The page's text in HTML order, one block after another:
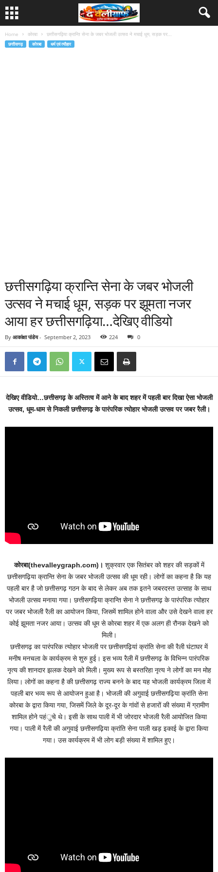
Home कोरबा छत्तीसगढ़िया क्रान्ति सेना के जबर भोजली उत्सव ने मचाई धूम, सड़क पर...
छत्तीसगढ़ कोरबा धर्म एवं त्यौहार
छत्तीसगढ़िया क्रान्ति सेना के जबर भोजली
उत्सव ने मचाई धूम, सड़क पर झूमता नजर
आया हर छत्तीसगढ़िया…देखिए वीडियो
By आकांक्षा पांडेय- September 2, 2023 224 0
देखिए वीडियो…छत्तीसगढ़ के अस्तित्व में आने के बाद शहर में पहली बार दिखा ऐसा भोजली
उत्सव, धूम-धाम से निकली छत्तीसगढ़ के पारंपरिक त्योहार भोजली उत्सव पर जबर रैली।
कोरबा(thevalleygraph.com)। शुक्रवार एक सितंबर को शहर की सड़कों में
छत्तीसगढ़िया क्रान्ति सेना के जबर भोजली उत्सव की धूम रही। लोगों का कहना है कि यह
पहली बार है जो छत्तीसगढ़ गठन के बाद से लेकर अब तक इतने जबरदस्त उत्साह के साथ
भोजली उत्सव मनाया गया। छत्तीसगढ़िया क्रान्ति सेना ने छत्तीसगढ़ के पारंपरिक त्योहार
पर जबर भोजली रैली का आयोजन किया, जिसमें शामिल होने वाला और उसे देखने वाला हर
कोई झूमता नजर आया। उत्सव की धूम से कोरबा शहर में एक अलग ही रौनक देखने को
मिली।
छत्तीसगढ़ का पारंपरिक त्योहार भोजली पर छत्तीसगढ़ियां क्रांति सेना की रैली घंटाघर में
मनीष मनचला के कार्यक्रम से शुरु हुई। इस भव्य रैली में छत्तीसगढ़ के विभिन्न पारंपरिक
नृत्य की शानदार झलक देखने को मिली। मुख्य रूप से बस्तरिहा नृत्य ने लोगों का मन मोह
लिया। लोगों का कहना है की छत्तीसगढ़ राज्य बनने के बाद यह भोजली कार्यक्रम जिला में
पहली बार भव्य रूप से आयोजन हुआ है। भोजली की अगुवाई छत्तीसगढ़िया क्रांति सेना
कोरबा के द्वारा किया गया, जिसमें जिले के दूर-दूर के गांवों से हजारों की संख्या में ग्रामीण
शामिल होने पहंुचे थे। इसी के साथ पाली में भी जोरदार भोजली रैली आयोजित किया
गया। पाली में रैली की अगुवाई छत्तीसगढ़िया क्रांति सेना पाली खड़ इकाई के द्वारा किया
गया। उस कार्यक्रम में भी लोग बड़ी संख्या में शामिल हुए।